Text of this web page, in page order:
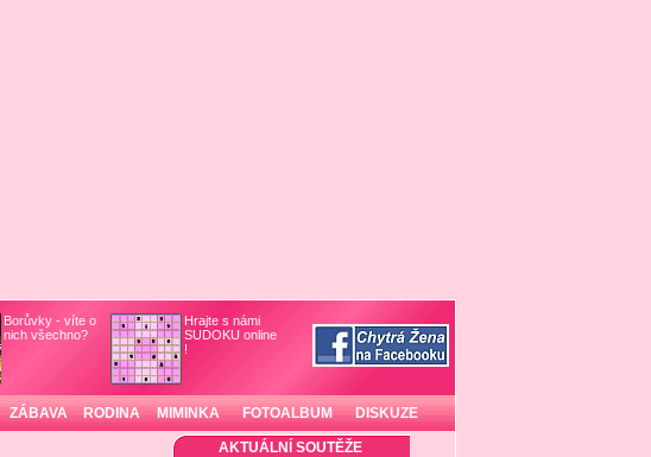
Borůvky - víte o
nich všechno?
Hrajte s námi
SUDOKU online
!
ZÁBAVA RODINA MIMINKA FOTOALBUM DISKUZE
AKTUÁLNÍ SOUTĚŽE